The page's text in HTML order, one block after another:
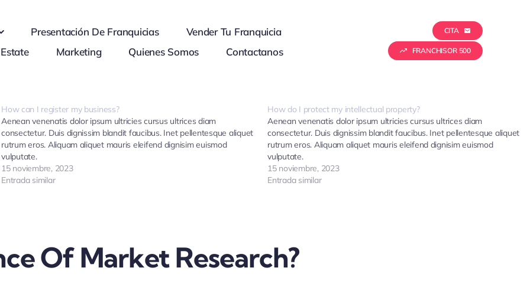
Presentación De Franquicias
Vender Tu Franquicia
Marketing Quienes Somos Contactanos
CITA
FRANCHISOR 500
How can I register my business?
Aenean venenatis dolor ipsum ultricies cursus ultrices diam
consectetur. Duis dignissim blandit faucibus. Inet pellentesque aliquet
rutrum eros. Aliquam aliquet mauris eleifend dignisim euismod
vulputate.
15 noviembre, 2023
Entrada similar
How do I protect my intellectual property?
Aenean venenatis dolor ipsum ultricies cursus ultrices diam
consectetur. Duis dignissim blandit faucibus. Inet pellentesque aliquet
rutrum eros. Aliquam aliquet mauris eleifend dignisim euismod
vulputate.
15 noviembre, 2023
Entrada similar
Of Market Research?